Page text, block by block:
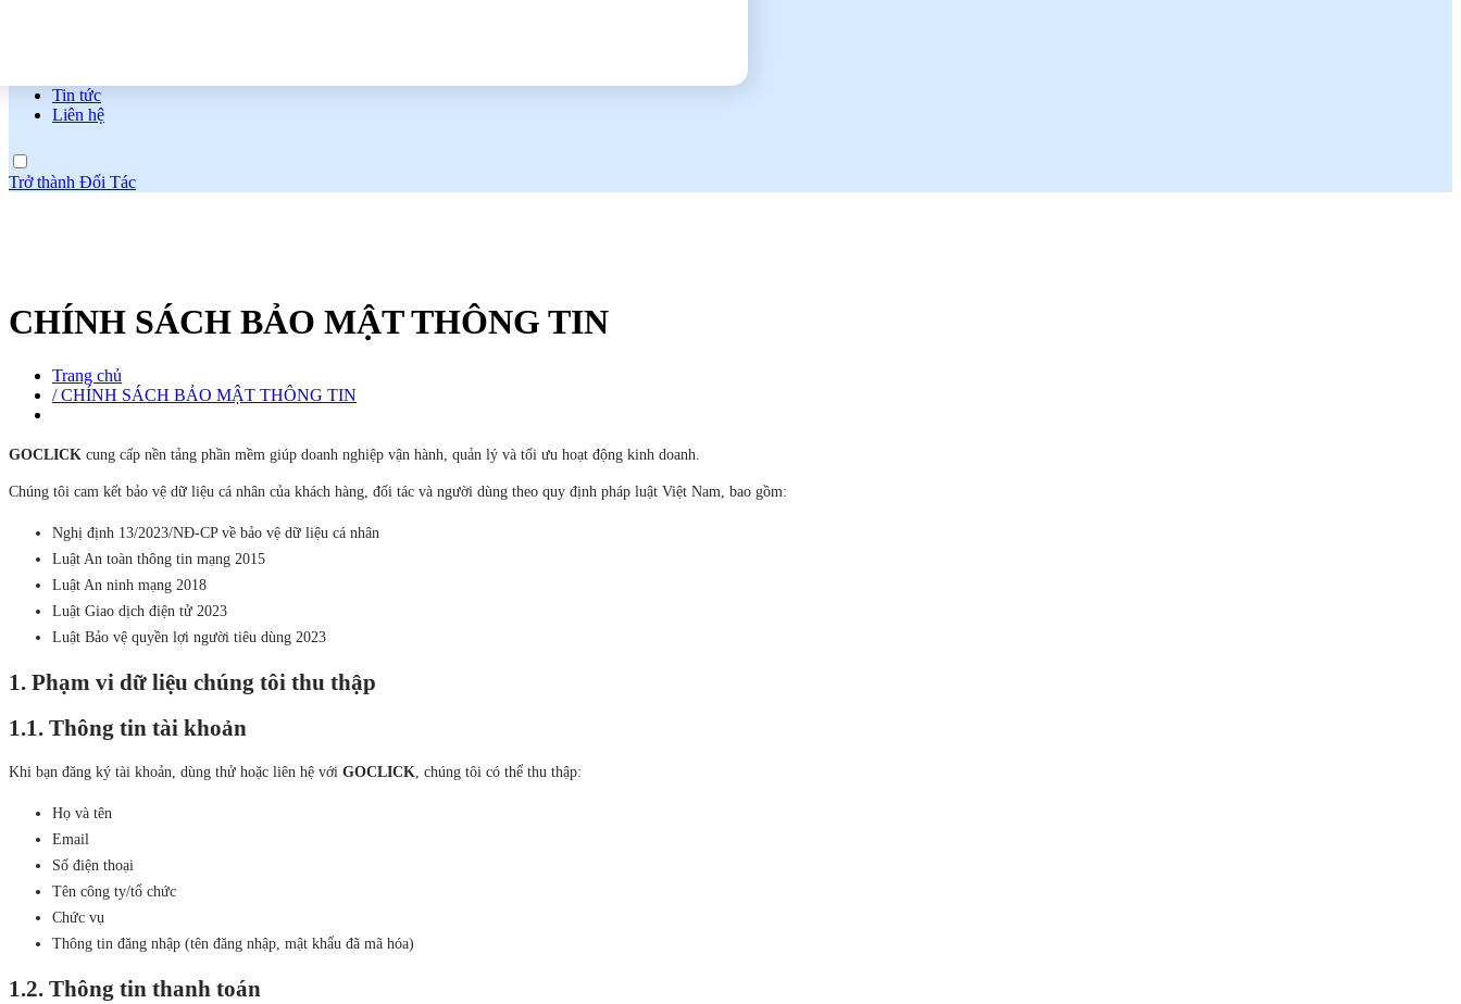
Tin tức
Liên hệ
Trở thành Đối Tác
CHÍNH SÁCH BẢO MẬT THÔNG TIN
Trang chủ
/CHÍNH SÁCH BẢO MẬT THÔNG TIN
GOCLICK cung cấp nền tảng phần mềm giúp doanh nghiệp vận hành, quản lý và tối ưu hoạt động kinh doanh.
Chúng tôi cam kết bảo vệ dữ liệu cá nhân của khách hàng, đối tác và người dùng theo quy định pháp luật Việt Nam, bao gồm:
Nghị định 13/2023/NĐ-CP về bảo vệ dữ liệu cá nhân
Luật An toàn thông tin mạng 2015
Luật An ninh mạng 2018
Luật Giao dịch điện tử 2023
Luật Bảo vệ quyền lợi người tiêu dùng 2023
1. Phạm vi dữ liệu chúng tôi thu thập
1.1. Thông tin tài khoản
Khi bạn đăng ký tài khoản, dùng thử hoặc liên hệ với GOCLICK , chúng tôi có thể thu thập:
Họ và tên
Email
Số điện thoại
Tên công ty/tổ chức
Chức vụ
Thông tin đăng nhập (tên đăng nhập, mật khẩu đã mã hóa)
1.2. Thông tin thanh toán